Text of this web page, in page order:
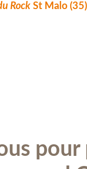
Rock St Malo (35)